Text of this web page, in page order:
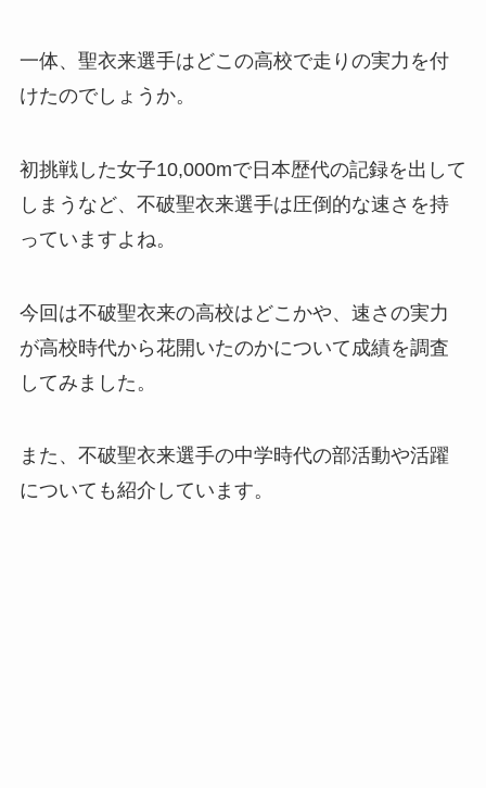
一体、聖衣来選手はどこの高校で走りの実力を付
けたのでしょうか。
初挑戦した女子10,000mで日本歴代の記録を出して
しまうなど、不破聖衣来選手は圧倒的な速さを持
っていますよね。
今回は不破聖衣来の高校はどこかや、速さの実力
が高校時代から花開いたのかについて成績を調査
してみました。
また、不破聖衣来選手の中学時代の部活動や活躍
についても紹介しています。